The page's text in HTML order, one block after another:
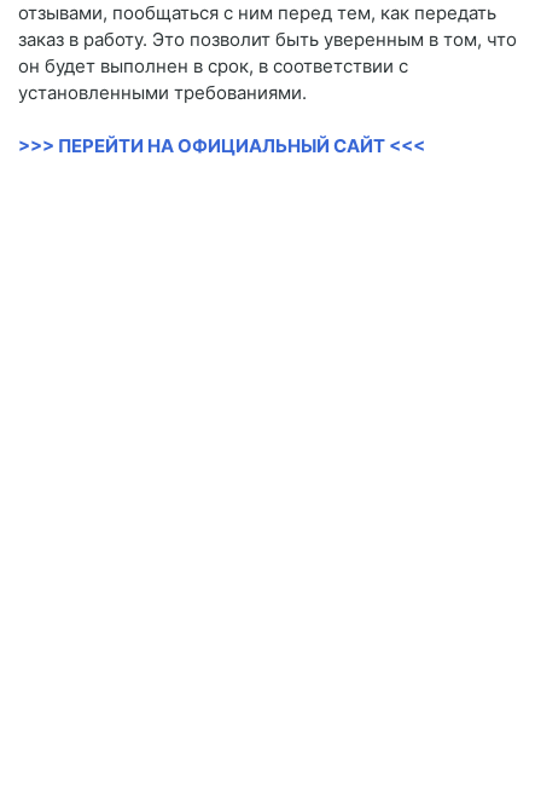
отзывами, пообщаться с ним перед тем, как передать
заказ в работу. Это позволит быть уверенным в том, что
он будет выполнен в срок, в соответствии с
установленными требованиями.
>>> ПЕРЕЙТИ НА ОФИЦИАЛЬНЫЙ САЙТ <<<